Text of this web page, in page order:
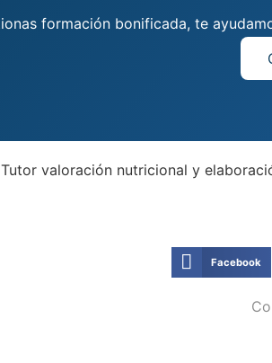
formación bonificada, te
valoración nutricional y
Facebook